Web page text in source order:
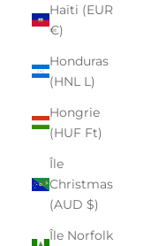
Haïti (EUR
€)
Honduras
(HNL L)
Hongrie
(HUF Ft)
Île
Christmas
(AUD $)
Île Norfolk